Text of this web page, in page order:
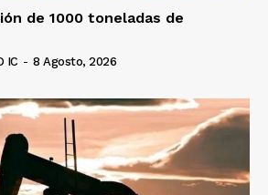
de 1000 toneladas de
IC - 8 Agosto, 2026